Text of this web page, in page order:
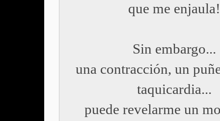
que me enjaula!
Sin embargo...
una contracción, un
taquicardia...
puede revelarme un